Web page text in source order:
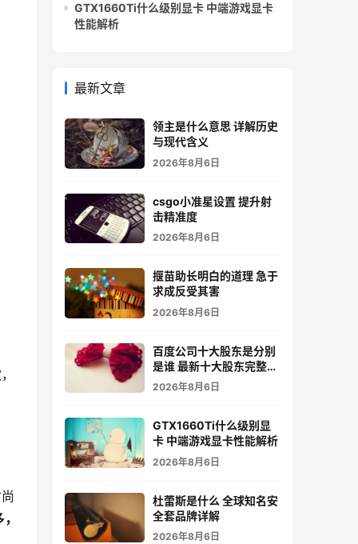
GTX1660Ti什么级别显卡 中端游戏显卡
性能解析
最新文章
领主是什么意思 详解历史
与现代含义
2026年8月6日
csgo小准星设置 提升射
击精准度
2026年8月6日
揠苗助长明白的道理 急于
求成反受其害
2026年8月6日
百度公司十大股东是分别
是谁 最新十大股东完整名
单
2026年8月6日
GTX1660Ti什么级别显
卡 中端游戏显卡性能解析
2026年8月6日
杜蕾斯是什么 全球知名安
全套品牌详解
2026年8月6日